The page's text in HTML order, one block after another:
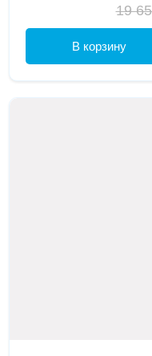
19
В корзину